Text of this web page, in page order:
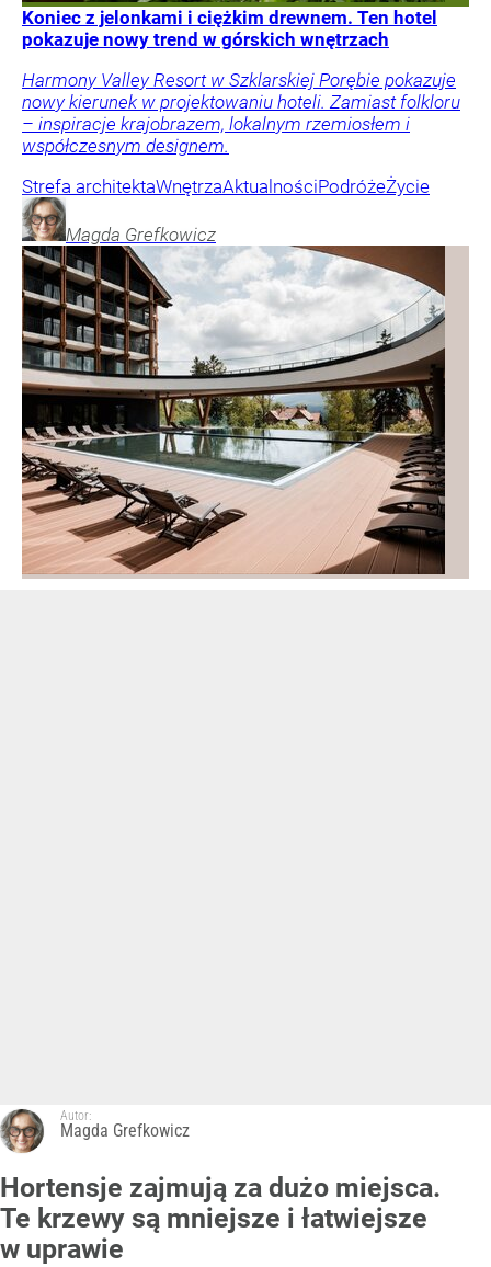
Koniec z jelonkami i ciężkim drewnem. Ten hotel
pokazuje nowy trend w górskich wnętrzach
Harmony Valley Resort w Szklarskiej Porębie pokazuje
nowy kierunek w projektowaniu hoteli. Zamiast folkloru
– inspiracje krajobrazem, lokalnym rzemiosłem i
współczesnym designem.
Strefa architektaWnętrzaAktualnościPodróżeŻycie
Magda Grefkowicz
Autor:
Magda Grefkowicz
Hortensje zajmują za dużo miejsca.
Te krzewy są mniejsze i łatwiejsze
w uprawie